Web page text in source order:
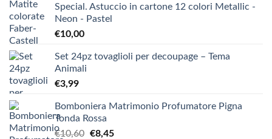
Special. Astuccio in cartone 12 colori Metallic -
Neon - Pastel
€10,00
Set 24pz tovaglioli per decoupage – Tema
Animali
€3,99
Bomboniera Matrimonio Profumatore Pigna
Tonda Rossa
€10,60 Il
€8,45Il